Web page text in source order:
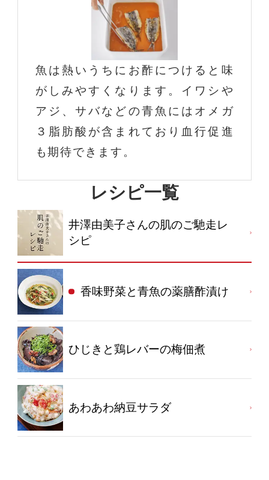
魚は熱いうちにお酢につけると味
がしみやすくなります。イワシや
アジ、サバなどの青魚にはオメガ
３脂肪酸が含まれており血行促進
も期待できます。
レシピ一覧
井澤由美子さんの肌のご馳走レ
シピ
香味野菜と青魚の薬膳酢漬け
ひじきと鶏レバーの梅佃煮
あわあわ納豆サラダ